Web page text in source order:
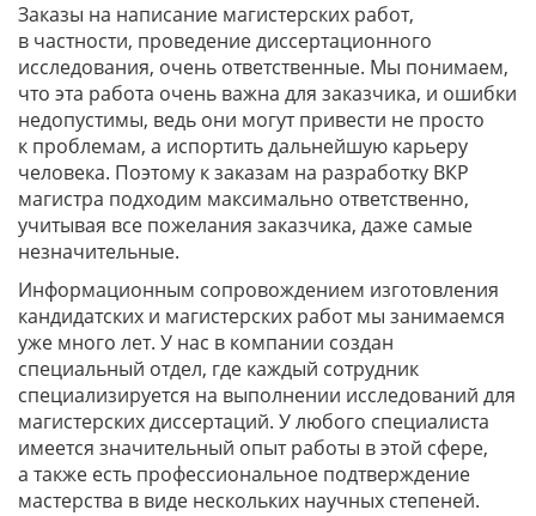
Заказы на написание магистерских работ,
в частности, проведение диссертационного
исследования, очень ответственные. Мы понимаем,
что эта работа очень важна для заказчика, и ошибки
недопустимы, ведь они могут привести не просто
к проблемам, а испортить дальнейшую карьеру
человека. Поэтому к заказам на разработку ВКР
магистра подходим максимально ответственно,
учитывая все пожелания заказчика, даже самые
незначительные.
Информационным сопровождением изготовления
кандидатских и магистерских работ мы занимаемся
уже много лет. У нас в компании создан
специальный отдел, где каждый сотрудник
специализируется на выполнении исследований для
магистерских диссертаций. У любого специалиста
имеется значительный опыт работы в этой сфере,
а также есть профессиональное подтверждение
мастерства в виде нескольких научных степеней.